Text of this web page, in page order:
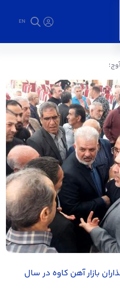
EN
بازار آهن کاوه در سال